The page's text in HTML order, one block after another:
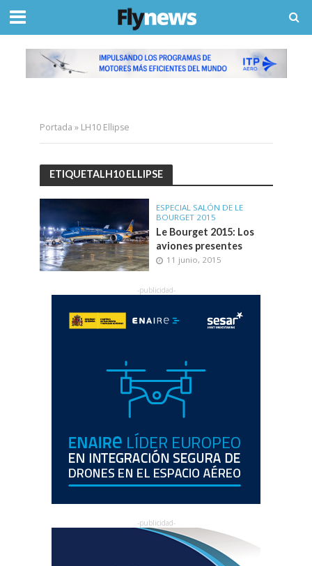
Portada » LH10 Ellipse
ETIQUETALH10 ELLIPSE
ESPECIAL SALÓN DE LE
BOURGET 2015
Le Bourget 2015: Los
aviones presentes
11 junio, 2015